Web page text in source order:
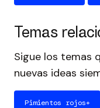
Temas
Sigue los temas
nuevas ideas
Pimientos rojos+